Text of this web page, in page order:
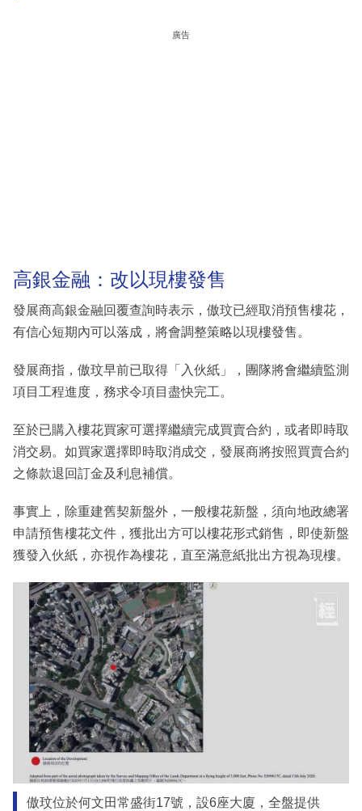
廣告
高銀金融：改以現樓發售
發展商高銀金融回覆查詢時表示，傲玟已經取消預售樓花，
有信心短期內可以落成，將會調整策略以現樓發售。
發展商指，傲玟早前已取得「入伙紙」，團隊將會繼續監測
項目工程進度，務求令項目盡快完工。
至於已購入樓花買家可選擇繼續完成買賣合約，或者即時取
消交易。如買家選擇即時取消成交，發展商將按照買賣合約
之條款退回訂金及利息補償。
事實上，除重建舊契新盤外，一般樓花新盤，須向地政總署
申請預售樓花文件，獲批出方可以樓花形式銷售，即使新盤
獲發入伙紙，亦視作為樓花，直至滿意紙批出方視為現樓。
傲玟位於何文田常盛街17號，設6座大廈，全盤提供